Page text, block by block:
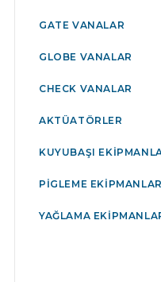
GATE VANALAR
GLOBE VANALAR
CHECK VANALAR
AKTÜATÖRLER
KUYUBAŞI
PIGLEME
YAĞLAMA